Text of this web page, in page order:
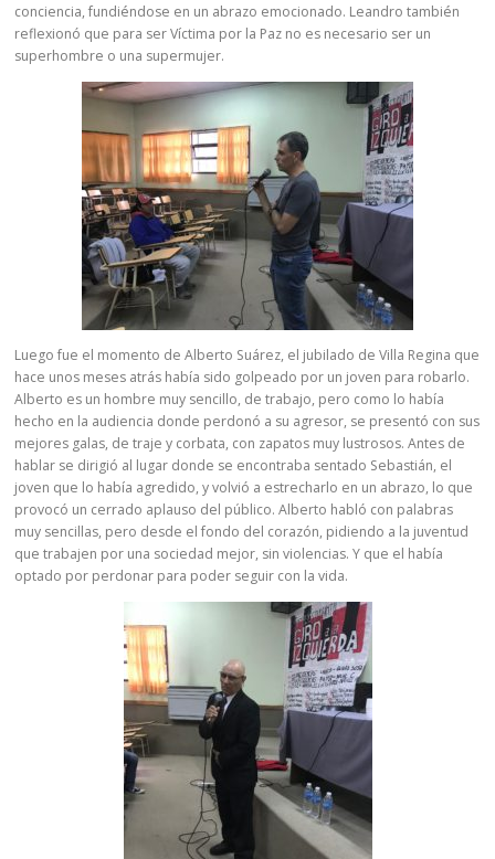
conciencia, fundiéndose en un abrazo emocionado. Leandro también
reflexionó que para ser Víctima por la Paz no es necesario ser un
superhombre o una supermujer.
Luego fue el momento de Alberto Suárez, el jubilado de Villa Regina que
hace unos meses atrás había sido golpeado por un joven para robarlo.
Alberto es un hombre muy sencillo, de trabajo, pero como lo había
hecho en la audiencia donde perdonó a su agresor, se presentó con sus
mejores galas, de traje y corbata, con zapatos muy lustrosos. Antes de
hablar se dirigió al lugar donde se encontraba sentado Sebastián, el
joven que lo había agredido, y volvió a estrecharlo en un abrazo, lo que
provocó un cerrado aplauso del público. Alberto habló con palabras
muy sencillas, pero desde el fondo del corazón, pidiendo a la juventud
que trabajen por una sociedad mejor, sin violencias. Y que el había
optado por perdonar para poder seguir con la vida.